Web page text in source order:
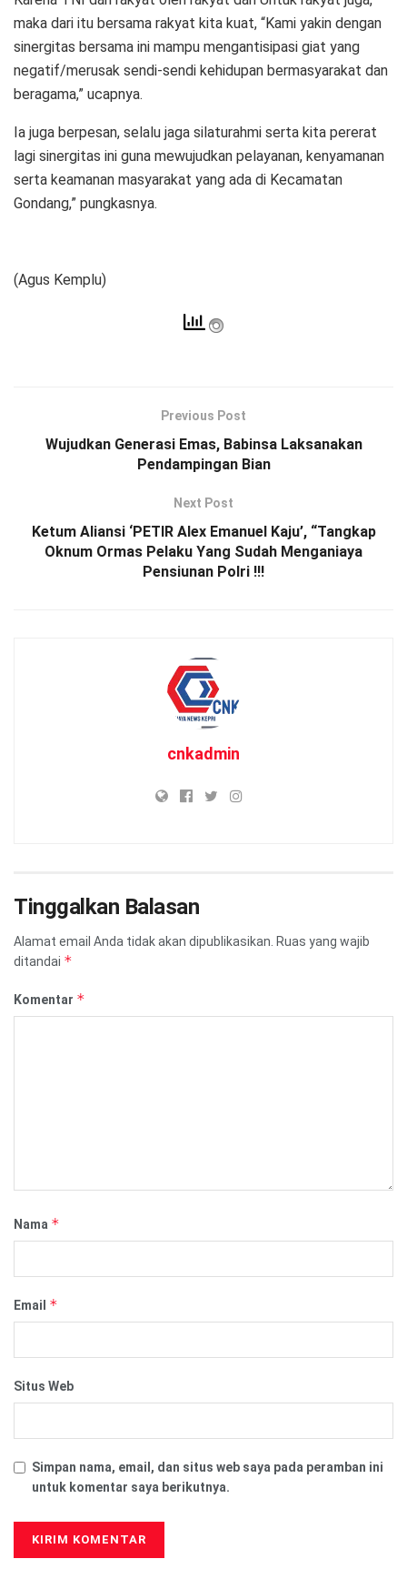
maka dari itu bersama rakyat kita kuat, “Kami yakin dengan
sinergitas bersama ini mampu mengantisipasi giat yang
negatif/merusak sendi-sendi kehidupan bermasyarakat dan
beragama,” ucapnya.
Ia juga berpesan, selalu jaga silaturahmi serta kita pererat
lagi sinergitas ini guna mewujudkan pelayanan, kenyamanan
serta keamanan masyarakat yang ada di Kecamatan
Gondang,” pungkasnya.
(Agus Kemplu)
Previous Post
Wujudkan Generasi Emas, Babinsa Laksanakan
Pendampingan Bian
Next Post
Ketum Aliansi ‘PETIR Alex Emanuel Kaju’, “Tangkap
Oknum Ormas Pelaku Yang Sudah Menganiaya
Pensiunan Polri !!!
cnkadmin
Tinggalkan Balasan
Alamat email Anda tidak akan dipublikasikan. Ruas yang wajib
ditandai *
Komentar *
Nama *
Email *
Situs Web
Simpan nama, email, dan situs web saya pada peramban ini
untuk komentar saya berikutnya.